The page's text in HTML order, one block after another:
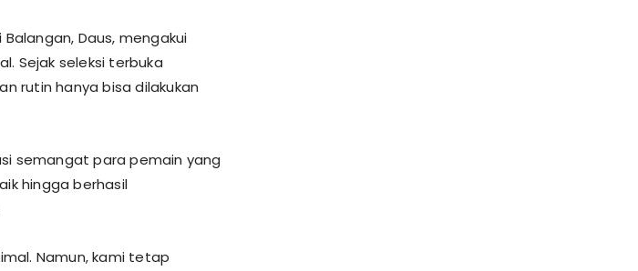
Daus, mengakui
Sejak seleksi terbuka
rutin hanya bisa dilakukan
semangat para pemain yang
hingga berhasil
Namun, kami tetap